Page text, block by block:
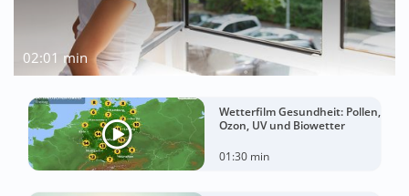
02:01 min
Wetterfilm Gesundheit: Pollen,
Ozon, UV und Biowetter
01:30 min